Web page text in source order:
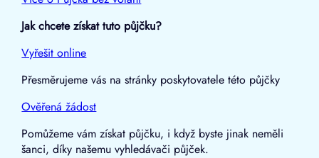
Jak chcete získat tuto půjčku?
Vyřešit online
Přesměrujeme vás na stránky poskytovatele této půjčky
Ověřená žádost
Pomůžeme vám získat půjčku, i když byste jinak neměli
šanci, díky našemu vyhledávači půjček.